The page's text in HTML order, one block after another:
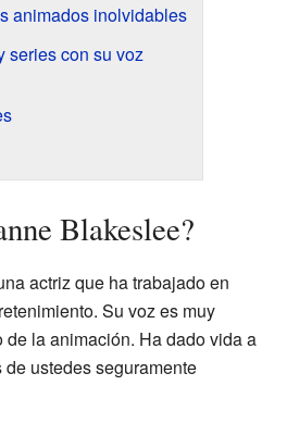
animados inolvidables
series con su voz
Blakeslee?
actriz que ha trabajado en
Su voz es muy
la animación. Ha dado vida a
ustedes seguramente